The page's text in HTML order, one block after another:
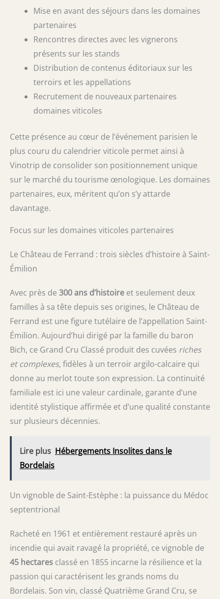
Mise en avant des séjours dans les domaines
partenaires
Rencontres directes avec les vignerons
présents sur les stands
Distribution de contenus éditoriaux sur les
terroirs et les appellations
Recrutement de nouveaux partenaires
domaines viticoles
Cette présence au cœur de l’événement parisien le
plus couru du calendrier viticole permet ainsi à
Vinotrip de consolider son positionnement unique
sur le marché du tourisme œnologique. Les domaines
partenaires, eux, méritent qu’on s’y attarde
davantage.
Focus sur les domaines viticoles partenaires
Le Château de Ferrand : trois siècles d’histoire à Saint-
Émilion
Avec près de 300 ans d’histoire et seulement deux
familles à sa tête depuis ses origines, le Château de
Ferrand est une figure tutélaire de l’appellation Saint-
Émilion. Aujourd’hui dirigé par la famille du baron
Bich, ce Grand Cru Classé produit des cuvées riches
et complexes, fidèles à un terroir argilo-calcaire qui
donne au merlot toute son expression. La continuité
familiale est ici une valeur cardinale, garante d’une
identité stylistique affirmée et d’une qualité constante
sur plusieurs décennies.
Lire plus Hébergements Insolites dans le
Bordelais
Un vignoble de Saint-Estèphe : la puissance du Médoc
septentrional
Racheté en 1961 et entièrement restauré après un
incendie qui avait ravagé la propriété, ce vignoble de
45 hectares classé en 1855 incarne la résilience et la
passion qui caractérisent les grands noms du
Bordelais. Son vin, classé Quatrième Grand Cru, se